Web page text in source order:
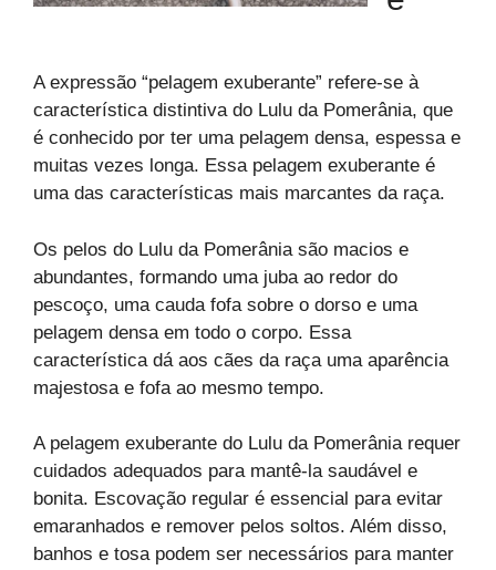
A expressão “pelagem exuberante” refere-se à
característica distintiva do Lulu da Pomerânia, que
é conhecido por ter uma pelagem densa, espessa e
muitas vezes longa. Essa pelagem exuberante é
uma das características mais marcantes da raça.
Os pelos do Lulu da Pomerânia são macios e
abundantes, formando uma juba ao redor do
pescoço, uma cauda fofa sobre o dorso e uma
pelagem densa em todo o corpo. Essa
característica dá aos cães da raça uma aparência
majestosa e fofa ao mesmo tempo.
A pelagem exuberante do Lulu da Pomerânia requer
cuidados adequados para mantê-la saudável e
bonita. Escovação regular é essencial para evitar
emaranhados e remover pelos soltos. Além disso,
banhos e tosa podem ser necessários para manter